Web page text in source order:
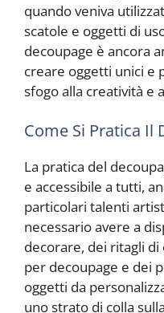
quando veniva
scatole e oggetti di
decoupage è ancora
creare oggetti unici e
sfogo alla creatività e
Come Si Pratica Il
La pratica del
e accessibile a tutti,
particolari talenti
necessario avere a
decorare, dei ritagli di
per decoupage e dei
oggetti da
uno strato di colla